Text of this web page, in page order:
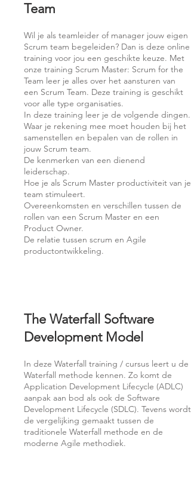
Team
Wil je als teamleider of manager jouw eigen
Scrum team begeleiden? Dan is deze online
training voor jou een geschikte keuze. Met
onze training Scrum Master: Scrum for the
Team leer je alles over het aansturen van
een Scrum Team. Deze training is geschikt
voor alle type organisaties.
In deze training leer je de volgende dingen.
Waar je rekening mee moet houden bij het
samenstellen en bepalen van de rollen in
jouw Scrum team.
De kenmerken van een dienend
leiderschap.
Hoe je als Scrum Master productiviteit van je
team stimuleert.
Overeenkomsten en verschillen tussen de
rollen van een Scrum Master en een
Product Owner.
De relatie tussen scrum en Agile
productontwikkeling.
The Waterfall Software
Development Model
In deze Waterfall training / cursus leert u de
Waterfall methode kennen. Zo komt de
Application Development Lifecycle (ADLC)
aanpak aan bod als ook de Software
Development Lifecycle (SDLC). Tevens wordt
de vergelijking gemaakt tussen de
traditionele Waterfall methode en de
moderne Agile methodiek.